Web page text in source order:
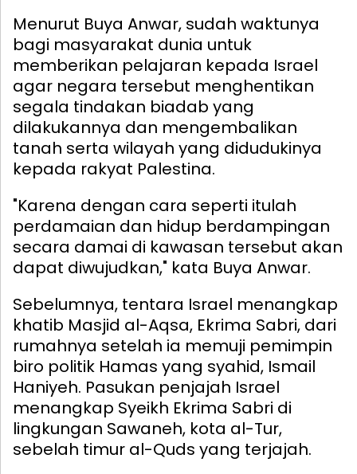
Menurut Buya Anwar, sudah waktunya
bagi masyarakat dunia untuk
memberikan pelajaran kepada Israel
agar negara tersebut menghentikan
segala tindakan biadab yang
dilakukannya dan mengembalikan
tanah serta wilayah yang didudukinya
kepada rakyat Palestina.
"Karena dengan cara seperti itulah
perdamaian dan hidup berdampingan
secara damai di kawasan tersebut akan
dapat diwujudkan," kata Buya Anwar.
Sebelumnya, tentara Israel menangkap
khatib Masjid al-Aqsa, Ekrima Sabri, dari
rumahnya setelah ia memuji pemimpin
biro politik Hamas yang syahid, Ismail
Haniyeh. Pasukan penjajah Israel
menangkap Syeikh Ekrima Sabri di
lingkungan Sawaneh, kota al-Tur,
sebelah timur al-Quds yang terjajah.